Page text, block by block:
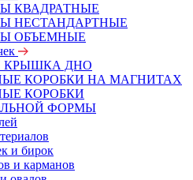
КВАДРАТНЫЕ
НЕСТАНДАРТНЫЕ
ОБЪЕМНЫЕ
КРЫШКА ДНО
КОРОБКИ НА МАГНИТАХ
КОРОБКИ
ФОРМЫ
и бирок
и карманов